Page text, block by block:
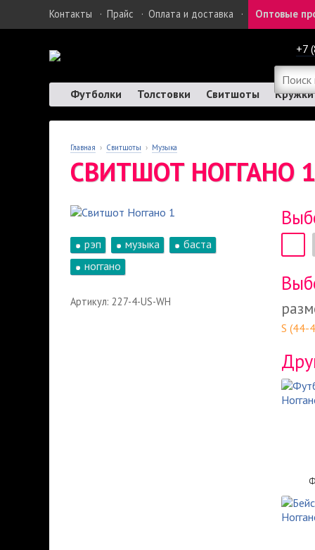
Контакты · Прайс · Оплата и доставка · Оптовые
+7
Футболки Толстовки Свитшоты Кружки
Главная › Свитшоты › Музыка
СВИТШОТ НОГГАНО 1
рэп музыка
баста
ноггано
Артикул: 227-4-US-WH
S (44-